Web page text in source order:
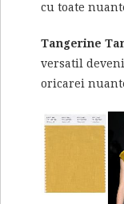
cu toate
Tangerine
versatil
oricarei